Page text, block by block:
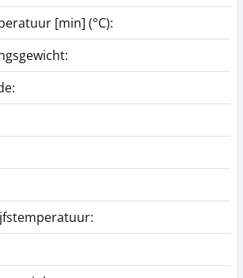
[min] (°C):